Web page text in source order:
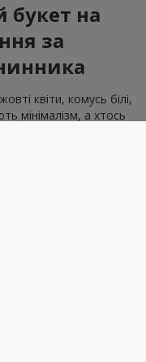
букет на
за
квіти, комусь білі,
мінімалізм, а хтось